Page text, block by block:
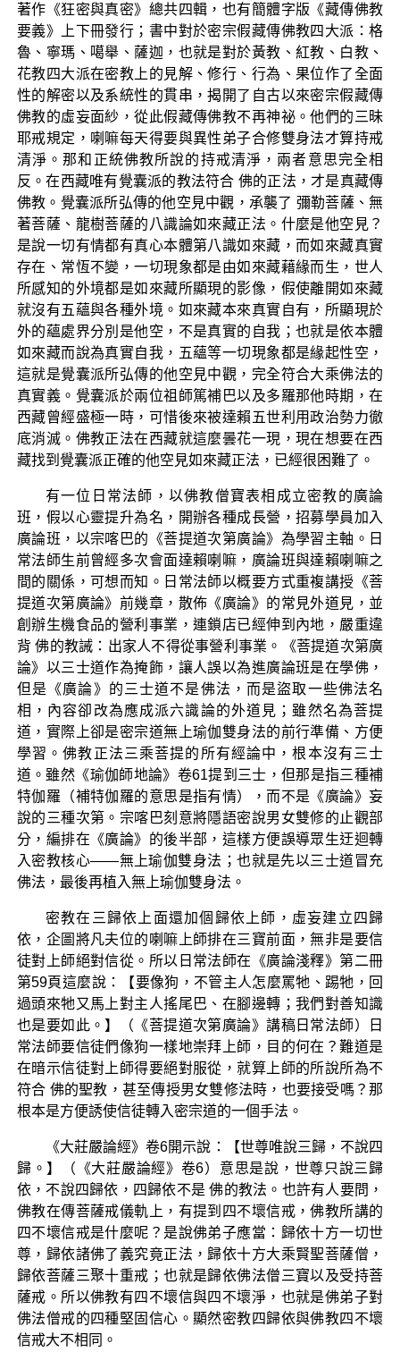
著作《狂密與真密》總共四輯，也有簡體字版《藏傳佛教
要義》上下冊發行；書中對於密宗假藏傳佛教四大派：格
魯、寧瑪、噶舉、薩迦，也就是對於黃教、紅教、白教、
花教四大派在密教上的見解、修行、行為、果位作了全面
性的解密以及系統性的貫串，揭開了自古以來密宗假藏傳
佛教的虛妄面紗，從此假藏傳佛教不再神祕。他們的三昧
耶戒規定，喇嘛每天得要與異性弟子合修雙身法才算持戒
清淨。那和正統佛教所說的持戒清淨，兩者意思完全相
反。在西藏唯有覺囊派的教法符合 佛的正法，才是真藏傳
佛教。覺囊派所弘傳的他空見中觀，承襲了 彌勒菩薩、無
著菩薩、龍樹菩薩的八識論如來藏正法。什麼是他空見？
是說一切有情都有真心本體第八識如來藏，而如來藏真實
存在、常恆不變，一切現象都是由如來藏藉緣而生，世人
所感知的外境都是如來藏所顯現的影像，假使離開如來藏
就沒有五蘊與各種外境。如來藏本來真實自有，所顯現於
外的蘊處界分別是他空，不是真實的自我；也就是依本體
如來藏而說為真實自我，五蘊等一切現象都是緣起性空，
這就是覺囊派所弘傳的他空見中觀，完全符合大乘佛法的
真實義。覺囊派於兩位祖師篤補巴以及多羅那他時期，在
西藏曾經盛極一時，可惜後來被達賴五世利用政治勢力徹
底消滅。佛教正法在西藏就這麼曇花一現，現在想要在西
藏找到覺囊派正確的他空見如來藏正法，已經很困難了。
有一位日常法師，以佛教僧寶表相成立密教的廣論
班，假以心靈提升為名，開辦各種成長營，招募學員加入
廣論班，以宗喀巴的《菩提道次第廣論》為學習主軸。日
常法師生前曾經多次會面達賴喇嘛，廣論班與達賴喇嘛之
間的關係，可想而知。日常法師以概要方式重複講授《菩
提道次第廣論》前幾章，散佈《廣論》的常見外道見，並
創辦生機食品的營利事業，連鎖店已經伸到內地，嚴重違
背 佛的教誡：出家人不得從事營利事業。《菩提道次第廣
論》以三士道作為掩飾，讓人誤以為進廣論班是在學佛，
但是《廣論》的三士道不是佛法，而是盜取一些佛法名
相，內容卻改為應成派六識論的外道見；雖然名為菩提
道，實際上卻是密宗道無上瑜伽雙身法的前行準備、方便
學習。佛教正法三乘菩提的所有經論中，根本沒有三士
道。雖然《瑜伽師地論》卷61提到三士，但那是指三種補
特伽羅（補特伽羅的意思是指有情），而不是《廣論》妄
說的三種次第。宗喀巴刻意將隱語密說男女雙修的止觀部
分，編排在《廣論》的後半部，這樣方便誤導眾生迂迴轉
入密教核心——無上瑜伽雙身法；也就是先以三士道冒充
佛法，最後再植入無上瑜伽雙身法。
密教在三歸依上面還加個歸依上師，虛妄建立四歸
依，企圖將凡夫位的喇嘛上師排在三寶前面，無非是要信
徒對上師絕對信從。所以日常法師在《廣論淺釋》第二冊
第59頁這麼說：【要像狗，不管主人怎麼罵牠、踢牠，回
過頭來牠又馬上對主人搖尾巴、在腳邊轉；我們對善知識
也是要如此。】（《菩提道次第廣論》講稿日常法師）日
常法師要信徒們像狗一樣地崇拜上師，目的何在？難道是
在暗示信徒對上師得要絕對服從，就算上師的所說所為不
符合 佛的聖教，甚至傳授男女雙修法時，也要接受嗎？那
根本是方便誘使信徒轉入密宗道的一個手法。
《大莊嚴論經》卷6開示說：【世尊唯說三歸，不說四
歸。】（《大莊嚴論經》卷6）意思是說，世尊只說三歸
依，不說四歸依，四歸依不是 佛的教法。也許有人要問，
佛教在傳菩薩戒儀軌上，有提到四不壞信戒，佛教所講的
四不壞信戒是什麼呢？是說佛弟子應當：歸依十方一切世
尊，歸依諸佛了義究竟正法，歸依十方大乘賢聖菩薩僧，
歸依菩薩三聚十重戒；也就是歸依佛法僧三寶以及受持菩
薩戒。所以佛教有四不壞信與四不壞淨，也就是佛弟子對
佛法僧戒的四種堅固信心。顯然密教四歸依與佛教四不壞
信戒大不相同。